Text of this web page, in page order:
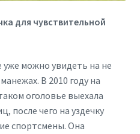
для чувствительной
уже можно увидеть на не
В 2010 году на
оголовье выехала
после чего на уздечку
спортсмены. Она